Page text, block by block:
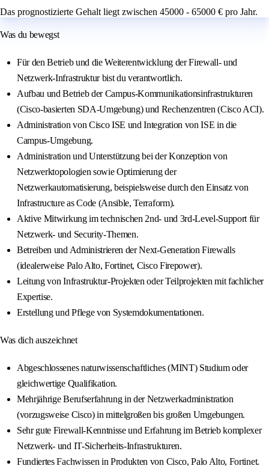
Das prognostizierte Gehalt liegt zwischen 45000 - 65000 € pro Jahr.
Was du bewegst
Für den Betrieb und die Weiterentwicklung der Firewall- und
Netzwerk-Infrastruktur bist du verantwortlich.
Aufbau und Betrieb der Campus-Kommunikationsinfrastrukturen
(Cisco-basierten SDA-Umgebung) und Rechenzentren (Cisco ACI).
Administration von Cisco ISE und Integration von ISE in die
Campus-Umgebung.
Administration und Unterstützung bei der Konzeption von
Netzwerktopologien sowie Optimierung der
Netzwerkautomatisierung, beispielsweise durch den Einsatz von
Infrastructure as Code (Ansible, Terraform).
Aktive Mitwirkung im technischen 2nd- und 3rd-Level-Support für
Netzwerk- und Security-Themen.
Betreiben und Administrieren der Next-Generation Firewalls
(idealerweise Palo Alto, Fortinet, Cisco Firepower).
Leitung von Infrastruktur-Projekten oder Teilprojekten mit fachlicher
Expertise.
Erstellung und Pflege von Systemdokumentationen.
Was dich auszeichnet
Abgeschlossenes naturwissenschaftliches (MINT) Studium oder
gleichwertige Qualifikation.
Mehrjährige Berufserfahrung in der Netzwerkadministration
(vorzugsweise Cisco) in mittelgroßen bis großen Umgebungen.
Sehr gute Firewall-Kenntnisse und Erfahrung im Betrieb komplexer
Netzwerk- und IT-Sicherheits-Infrastrukturen.
Fundiertes Fachwissen in Produkten von Cisco, Palo Alto, Fortinet.